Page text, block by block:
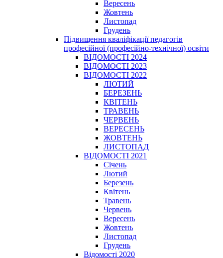
Вересень
Жовтень
Листопад
Грудень
Підвищення кваліфікації педагогів
професійної (професійно-технічної) освіти
ВІДОМОСТІ 2024
ВІДОМОСТІ 2023
ВІДОМОСТІ 2022
ЛЮТИЙ
БЕРЕЗЕНЬ
КВІТЕНЬ
ТРАВЕНЬ
ЧЕРВЕНЬ
ВЕРЕСЕНЬ
ЖОВТЕНЬ
ЛИСТОПАД
ВІДОМОСТІ 2021
Січень
Лютий
Березень
Квітень
Травень
Червень
Вересень
Жовтень
Листопад
Грудень
Відомості 2020